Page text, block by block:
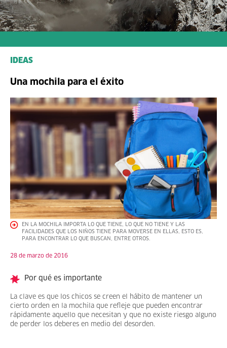
IDEAS
Una mochila para el éxito
EN LA MOCHILA IMPORTA LO QUE TIENE, LO QUE NO TIENE Y LAS
FACILIDADES QUE LOS NIÑOS TIENE PARA MOVERSE EN ELLAS, ESTO ES,
PARA ENCONTRAR LO QUE BUSCAN, ENTRE OTROS.
28 de marzo de 2016
Por qué es importante
La clave es que los chicos se creen el hábito de mantener un
cierto orden en la mochila que refleje que pueden encontrar
rápidamente aquello que necesitan y que no existe riesgo alguno
de perder los deberes en medio del desorden.